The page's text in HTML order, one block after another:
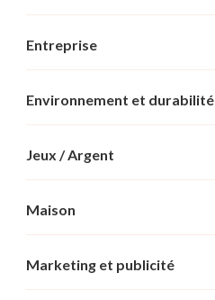
Entreprise
Environnement et durabilité
Jeux / Argent
Maison
Marketing et publicité